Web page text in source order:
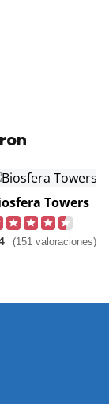
Towers
(151 valoraciones)